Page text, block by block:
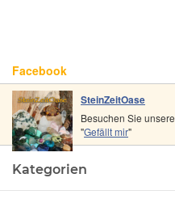
Facebook
SteinZeitOase
Besuchen Sie unsere
"Gefällt mir"
Kategorien